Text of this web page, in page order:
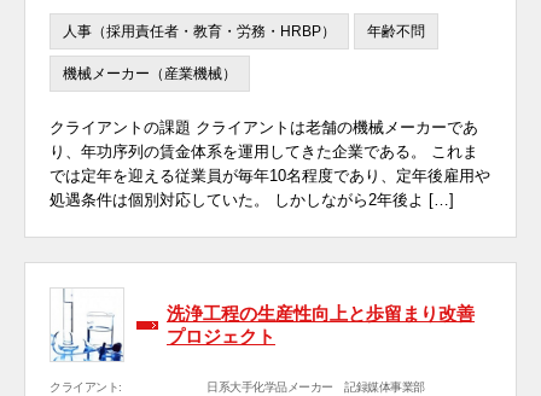
人事（採用責任者・教育・労務・HRBP） 年齢不問
機械メーカー（産業機械）
クライアントの課題 クライアントは老舗の機械メーカーであ
り、年功序列の賃金体系を運用してきた企業である。 これま
では定年を迎える従業員が毎年10名程度であり、定年後雇用や
処遇条件は個別対応していた。 しかしながら2年後よ […]
洗浄工程の生産性向上と歩留まり改善
プロジェクト
クライアント:
日系大手化学品メーカー 記録媒体事業部